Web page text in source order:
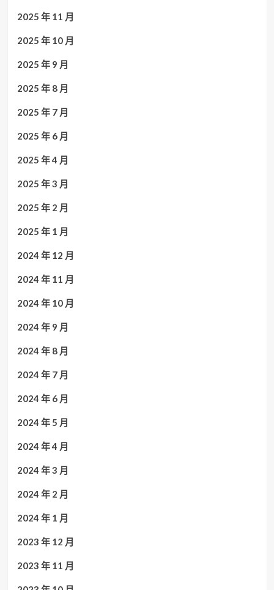
2025 年 11 月
2025 年 10 月
2025 年 9 月
2025 年 8 月
2025 年 7 月
2025 年 6 月
2025 年 4 月
2025 年 3 月
2025 年 2 月
2025 年 1 月
2024 年 12 月
2024 年 11 月
2024 年 10 月
2024 年 9 月
2024 年 8 月
2024 年 7 月
2024 年 6 月
2024 年 5 月
2024 年 4 月
2024 年 3 月
2024 年 2 月
2024 年 1 月
2023 年 12 月
2023 年 11 月